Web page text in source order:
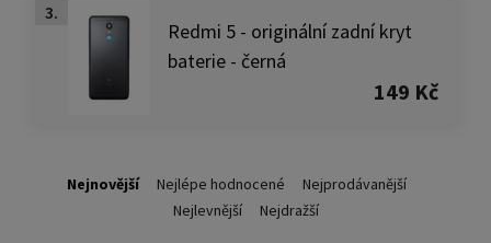
3.
Redmi 5 - originální zadní kryt
baterie - černá
149 Kč
Nejnovější Nejlépe hodnocené
Nejprodávanější
Nejlevnější
Nejdražší